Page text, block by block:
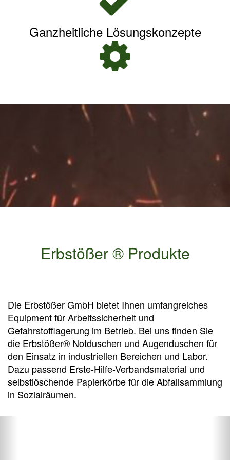
Ganzheitliche Lösungskonzepte
Rechtssicher, skalierbare
Produktpalette
Erbstößer® Produkte
Die Erbstößer GmbH bietet Ihnen umfangreiches
Equipment für Arbeitssicherheit und
Gefahrstofflagerung im Betrieb. Bei uns finden Sie
die Erbstößer® Notduschen und Augenduschen für
den Einsatz in industriellen Bereichen und Labor.
Dazu passend Erste-Hilfe-Verbandsmaterial und
selbstlöschende Papierkörbe für die Abfallsammlung
in Sozialräumen.
Da es sich um sicherheitsrelevante Produkte